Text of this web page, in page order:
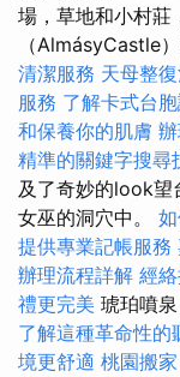
場，草地和小村莊
（AlmásyCastle
清潔服務 天母整
服務 了解卡式台
和保養你的肌膚
精準的關鍵字搜尋
及了奇妙的look望
女巫的洞穴中。
提供專業記帳服務
辦理流程詳解 經
禮更完美 琥珀噴
了解這種革命性的
境更舒適 桃園搬